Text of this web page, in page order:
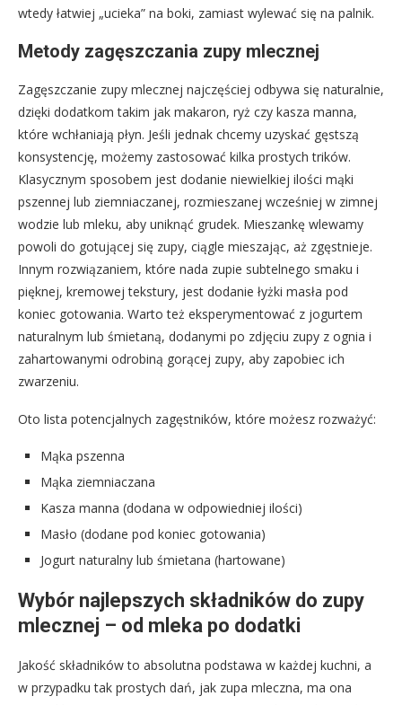
wtedy łatwiej „ucieka” na boki, zamiast wylewać się na palnik.
Metody zagęszczania zupy mlecznej
Zagęszczanie zupy mlecznej najczęściej odbywa się naturalnie,
dzięki dodatkom takim jak makaron, ryż czy kasza manna,
które wchłaniają płyn. Jeśli jednak chcemy uzyskać gęstszą
konsystencję, możemy zastosować kilka prostych trików.
Klasycznym sposobem jest dodanie niewielkiej ilości mąki
pszennej lub ziemniaczanej, rozmieszanej wcześniej w zimnej
wodzie lub mleku, aby uniknąć grudek. Mieszankę wlewamy
powoli do gotującej się zupy, ciągle mieszając, aż zgęstnieje.
Innym rozwiązaniem, które nada zupie subtelnego smaku i
pięknej, kremowej tekstury, jest dodanie łyżki masła pod
koniec gotowania. Warto też eksperymentować z jogurtem
naturalnym lub śmietaną, dodanymi po zdjęciu zupy z ognia i
zahartowanymi odrobiną gorącej zupy, aby zapobiec ich
zwarzeniu.
Oto lista potencjalnych zagęstników, które możesz rozważyć:
Mąka pszenna
Mąka ziemniaczana
Kasza manna (dodana w odpowiedniej ilości)
Masło (dodane pod koniec gotowania)
Jogurt naturalny lub śmietana (hartowane)
Wybór najlepszych składników do zupy
mlecznej – od mleka po dodatki
Jakość składników to absolutna podstawa w każdej kuchni, a
w przypadku tak prostych dań, jak zupa mleczna, ma ona